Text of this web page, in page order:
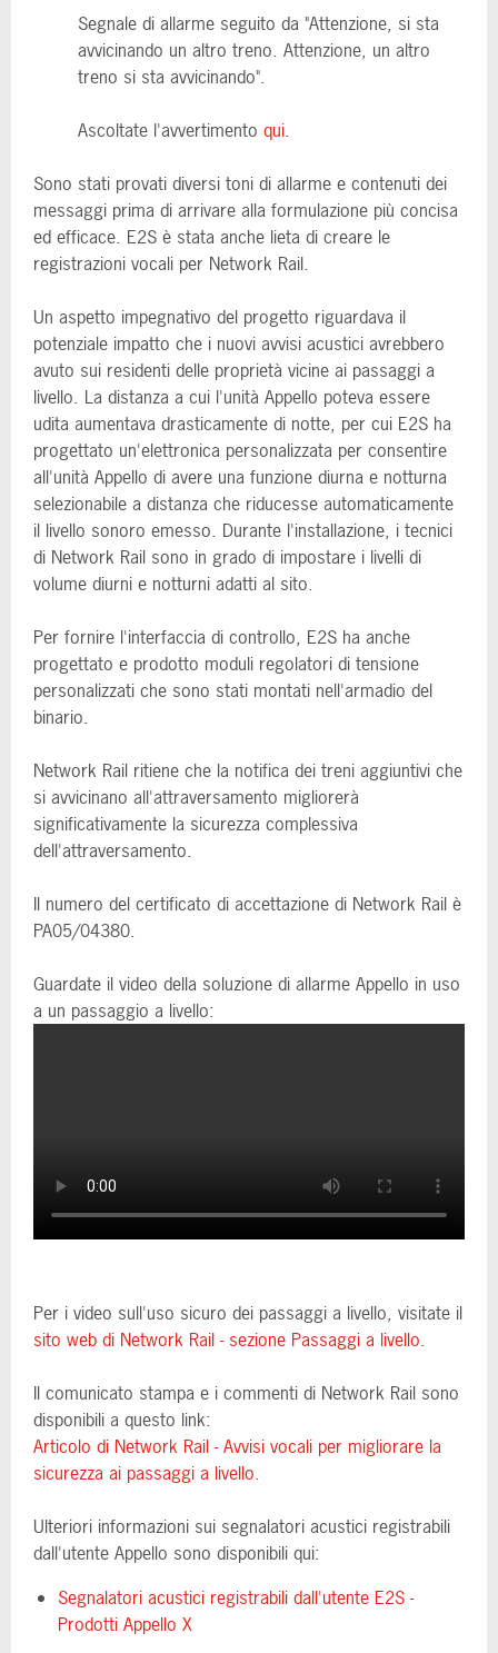
Segnale di allarme seguito da "Attenzione, si sta
avvicinando un altro treno. Attenzione, un altro
treno si sta avvicinando".
Ascoltate l'avvertimento qui.
Sono stati provati diversi toni di allarme e contenuti dei
messaggi prima di arrivare alla formulazione più concisa
ed efficace. E2S è stata anche lieta di creare le
registrazioni vocali per Network Rail.
Un aspetto impegnativo del progetto riguardava il
potenziale impatto che i nuovi avvisi acustici avrebbero
avuto sui residenti delle proprietà vicine ai passaggi a
livello. La distanza a cui l'unità Appello poteva essere
udita aumentava drasticamente di notte, per cui E2S ha
progettato un'elettronica personalizzata per consentire
all'unità Appello di avere una funzione diurna e notturna
selezionabile a distanza che riducesse automaticamente
il livello sonoro emesso. Durante l'installazione, i tecnici
di Network Rail sono in grado di impostare i livelli di
volume diurni e notturni adatti al sito.
Per fornire l'interfaccia di controllo, E2S ha anche
progettato e prodotto moduli regolatori di tensione
personalizzati che sono stati montati nell'armadio del
binario.
Network Rail ritiene che la notifica dei treni aggiuntivi che
si avvicinano all'attraversamento migliorerà
significativamente la sicurezza complessiva
dell'attraversamento.
Il numero del certificato di accettazione di Network Rail è
PA05/04380.
Guardate il video della soluzione di allarme Appello in uso
a un passaggio a livello:
Per i video sull'uso sicuro dei passaggi a livello, visitate il
sito web di Network Rail - sezione Passaggi a livello.
Il comunicato stampa e i commenti di Network Rail sono
disponibili a questo link:
Articolo di Network Rail - Avvisi vocali per migliorare la
sicurezza ai passaggi a livello.
Ulteriori informazioni sui segnalatori acustici registrabili
dall'utente Appello sono disponibili qui:
Segnalatori acustici registrabili dall'utente E2S -
Prodotti Appello X